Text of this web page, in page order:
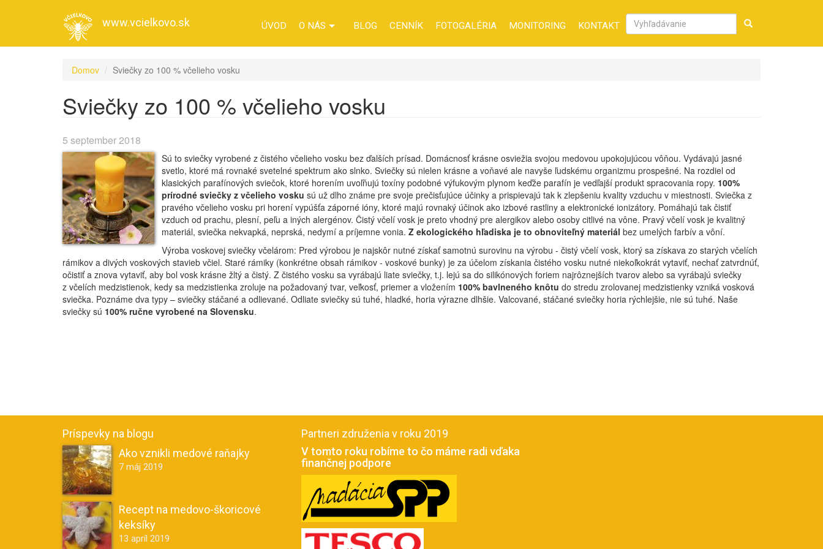
www.vcielkovo.sk ÚVOD O NÁS BLOG CENNÍK FOTOGALÉRIA MONITORING KONTAKT
Domov Sviečky zo 100 % včelieho vosku
Sviečky zo 100 % včelieho vosku
5 september 2018
Sú to sviečky vyrobené z čistého včelieho vosku bez ďalších prísad. Domácnosť krásne osviežia svojou medovou upokojujúcou vôňou. Vydávajú jasné
svetlo, ktoré má rovnaké svetelné spektrum ako slnko. Sviečky sú nielen krásne a voňavé ale navyše ľudskému organizmu prospešné. Na rozdiel od
klasických parafínových sviečok, ktoré horením uvoľňujú toxíny podobné výfukovým plynom keďže parafín je vedľajší produkt spracovania ropy. 100%
prírodné sviečky z včelieho vosku sú už dlho známe pre svoje prečisťujúce účinky a prispievajú tak k zlepšeniu kvality vzduchu v miestnosti. Sviečka z
pravého včelieho vosku pri horení vypúšťa záporné ióny, ktoré majú rovnaký účinok ako izbové rastliny a elektronické ionizátory. Pomáhajú tak čistiť
vzduch od prachu, plesní, peľu a iných alergénov. Čistý včelí vosk je preto vhodný pre alergikov alebo osoby citlivé na vône. Pravý včelí vosk je kvalitný
materiál, sviečka nekvapká, neprská, nedymí a príjemne vonia. Z ekologického hľadiska je to obnoviteľný materiál bez umelých farbív a vôní.
Výroba voskovej sviečky včelárom: Pred výrobou je najskôr nutné získať samotnú surovinu na výrobu - čistý včelí vosk, ktorý sa získava zo starých včelích
rámikov a divých voskových stavieb včiel. Staré rámiky (konkrétne obsah rámikov - voskové bunky) je za účelom získania čistého vosku nutné niekoľkokrát vytaviť, nechať zatvrdnúť,
očistiť a znova vytaviť, aby bol vosk krásne žltý a čistý. Z čistého vosku sa vyrábajú liate sviečky, t.j. lejú sa do silikónových foriem najrôznejších tvarov alebo sa vyrábajú sviečky
z včelích medzistienok, kedy sa medzistienka zroluje na požadovaný tvar, veľkosť, priemer a vložením 100% bavlneného knôtu do stredu zrolovanej medzistienky vzniká vosková
sviečka. Poznáme dva typy – sviečky stáčané a odlievané. Odliate sviečky sú tuhé, hladké, horia výrazne dlhšie. Valcované, stáčané sviečky horia rýchlejšie, nie sú tuhé. Naše
sviečky sú 100% ručne vyrobené na Slovensku.
Príspevky na blogu
Ako vznikli medové raňajky
7 máj 2019
Recept na medovo-škoricové
keksíky
13 apríl 2019
Partneri združenia v roku 2019
V tomto roku robíme to čo máme radi vďaka
finančnej podpore